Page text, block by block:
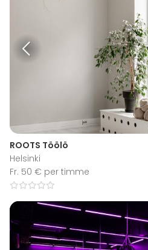
ROOTS Töölö
Helsinki
Fr. 50 € per timme